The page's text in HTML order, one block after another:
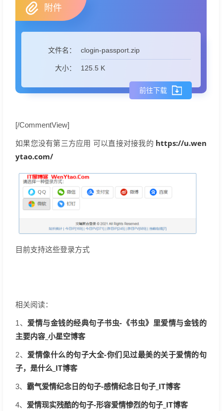
附件
文件名： clogin-passport.zip
大小： 125.5 K
前往下载
[/CommentView]
如果您没有第三方应用 可以直接对接我的 https://u.wen
ytao.com/
目前支持这些登录方式
相关阅读：
1、 爱情与金钱的经典句子书虫-《书虫》里爱情与金钱的
主要内容_小星空博客
2、 爱情像什么的句子大全-你们见过最美的关于爱情的句
子，是什么_IT博客
3、 霸气爱情纪念日的句子-感情纪念日句子_IT博客
4、 爱情现实残酷的句子-形容爱情惨烈的句子_IT博客